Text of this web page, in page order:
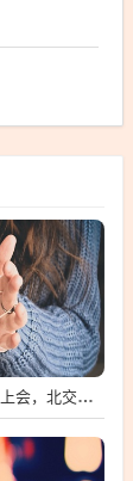
农大科技重磅首发上会，北交所募资达4.13亿元，科技创新引领未来发展！